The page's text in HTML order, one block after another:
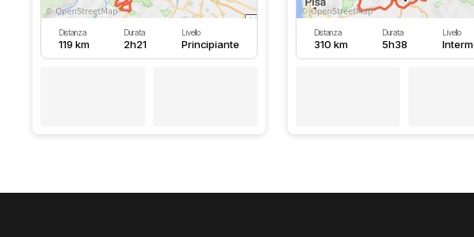
Distanza
119 km
Durata
2h21
Livello
Principiante
Distanza
310 km
Durata
5h38
Livello